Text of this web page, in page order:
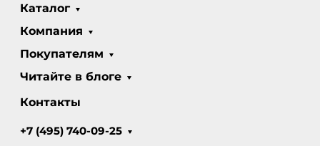
Каталог
Компания
Покупателям
Читайте в блоге
Контакты
+7 (495) 740-09-25